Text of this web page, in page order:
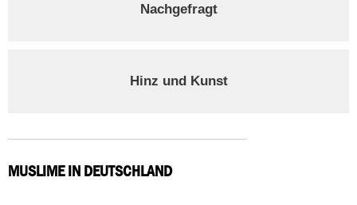
Nachgefragt
Hinz und Kunst
MUSLIME IN DEUTSCHLAND